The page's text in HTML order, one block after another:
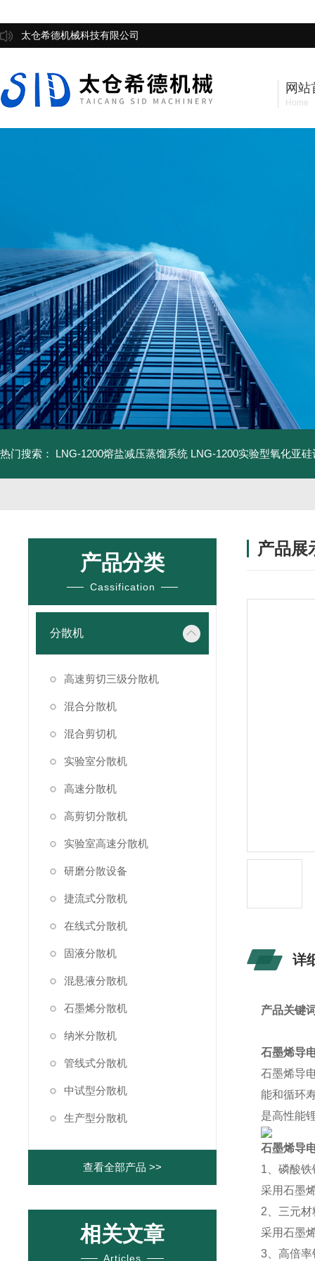
太仓希德机械科技有限公司
网站
Home
热门搜索： LNG-1200熔盐减压蒸馏系统 LNG-1200实验型氧化亚硅
产品分类
Cassification
分散机
高速剪切三级分散机
混合分散机
混合剪切机
实验室分散机
高速分散机
高剪切分散机
实验室高速分散机
研磨分散设备
捷流式分散机
在线式分散机
固液分散机
混悬液分散机
石墨烯分散机
纳米分散机
管线式分散机
中试型分散机
生产型分散机
查看全部产品 >>
相关文章
Articles
产品展
详
产品关键
石墨烯导
石墨烯导
能和循环
是高性能
石墨烯导
1 、磷酸
采用石墨
2 、三元
采用石墨
3 、高倍